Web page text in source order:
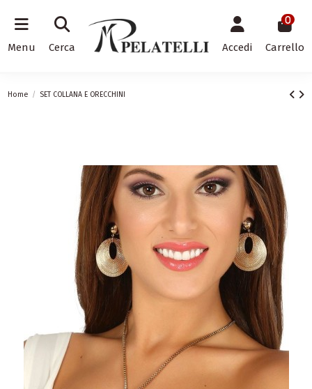
Menu Cerca Accedi
0
Carrello
Home SET COLLANA E ORECCHINI